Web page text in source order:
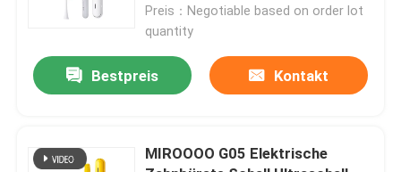
Produkte
Videos
Zahnbürste
Preis：Negotiable based on order lot
quantity
Bestpreis Kontakt
MIROOOO G05 Elektrische